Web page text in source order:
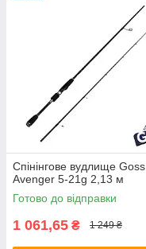
Спінінгове вудлище Goss
Avenger 5-21g 2,13 м
Готово до відправки
1 061,65 ₴ 1 249 ₴